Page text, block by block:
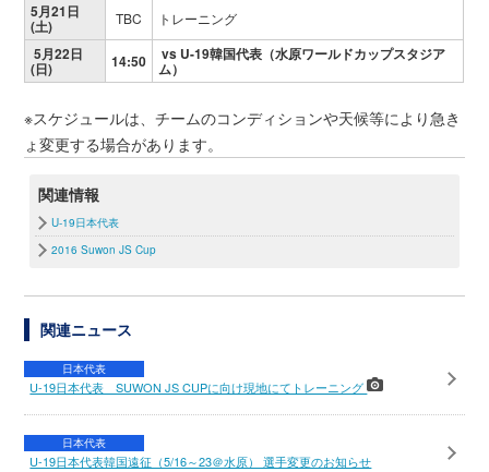
5月21日
(土) TBC トレーニング
5月22日
(日) 14:50 vs U-19韓国代表（水原ワールドカップスタジア
ム）
※スケジュールは、チームのコンディションや天候等により急き
ょ変更する場合があります。
関連情報
U-19日本代表
2016 Suwon JS Cup
関連ニュース
日本代表
U-19日本代表 SUWON JS CUPに向け現地にてトレーニング
日本代表
U-19日本代表韓国遠征（5/16～23＠水原） 選手変更のお知らせ